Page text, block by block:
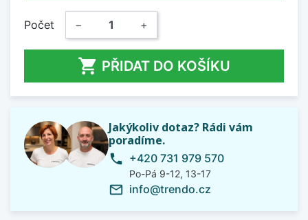
Počet − +
 PŘIDAT DO KOŠÍKU
Jakýkoliv dotaz? Rádi vám
poradíme.
phone +420 731 979 570
Po-Pá 9-12, 13-17
mail_outline info@trendo.cz